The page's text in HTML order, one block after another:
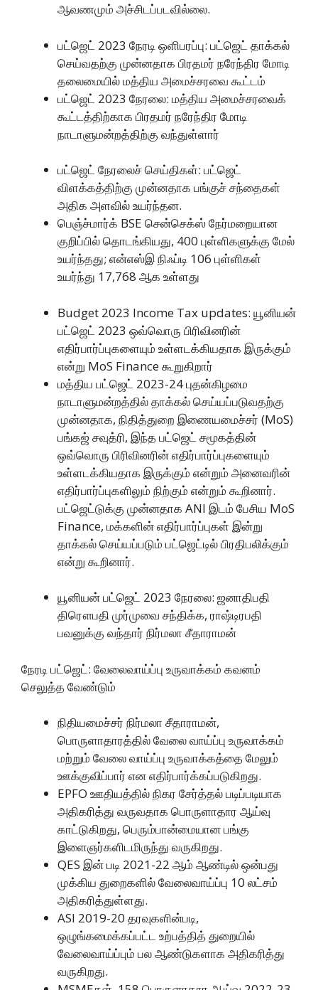
ஆவணமும் அச்சிடப்படவில்லை.
பட்ஜெட் 2023 நேரடி ஒளிபரப்பு: பட்ஜெட் தாக்கல்
செய்வதற்கு முன்னதாக பிரதமர் நரேந்திர மோடி
தலைமையில் மத்திய அமைச்சரவை கூட்டம்
பட்ஜெட் 2023 நேரலை: மத்திய அமைச்சரவைக்
கூட்டத்திற்காக பிரதமர் நரேந்திர மோடி
நாடாளுமன்றத்திற்கு வந்துள்ளார்
பட்ஜெட் நேரலைச் செய்திகள்: பட்ஜெட்
விளக்கத்திற்கு முன்னதாக பங்குச் சந்தைகள்
அதிக அளவில் உயர்ந்தன.
பெஞ்ச்மார்க் BSE சென்செக்ஸ் நேர்மறையான
குறிப்பில் தொடங்கியது, 400 புள்ளிகளுக்கு மேல்
உயர்ந்தது; என்எஸ்இ நிஃப்டி 106 புள்ளிகள்
உயர்ந்து 17,768 ஆக உள்ளது
Budget 2023 Income Tax updates: யூனியன்
பட்ஜெட் 2023 ஒவ்வொரு பிரிவினரின்
எதிர்பார்ப்புகளையும் உள்ளடக்கியதாக இருக்கும்
என்று MoS Finance கூறுகிறார்
மத்திய பட்ஜெட் 2023-24 புதன்கிழமை
நாடாளுமன்றத்தில் தாக்கல் செய்யப்படுவதற்கு
முன்னதாக, நிதித்துறை இணையமைச்சர் (MoS)
பங்கஜ் சவுத்ரி, இந்த பட்ஜெட் சமூகத்தின்
ஒவ்வொரு பிரிவினரின் எதிர்பார்ப்புகளையும்
உள்ளடக்கியதாக இருக்கும் என்றும் அனைவரின்
எதிர்பார்ப்புகளிலும் நிற்கும் என்றும் கூறினார்.
பட்ஜெட்டுக்கு முன்னதாக ANI இடம் பேசிய MoS
Finance, மக்களின் எதிர்பார்ப்புகள் இன்று
தாக்கல் செய்யப்படும் பட்ஜெட்டில் பிரதிபலிக்கும்
என்று கூறினார்.
யூனியன் பட்ஜெட் 2023 நேரலை: ஜனாதிபதி
திரௌபதி முர்முவை சந்திக்க, ராஷ்டிரபதி
பவனுக்கு வந்தார் நிர்மலா சீதாராமன்
நேரடி பட்ஜெட்: வேலைவாய்ப்பு உருவாக்கம் கவனம்
செலுத்த வேண்டும்
நிதியமைச்சர் நிர்மலா சீதாராமன்,
பொருளாதாரத்தில் வேலை வாய்ப்பு உருவாக்கம்
மற்றும் வேலை வாய்ப்பு உருவாக்கத்தை மேலும்
ஊக்குவிப்பார் என எதிர்பார்க்கப்படுகிறது.
EPFO ஊதியத்தில் நிகர சேர்த்தல் படிப்படியாக
அதிகரித்து வருவதாக பொருளாதார ஆய்வு
காட்டுகிறது, பெரும்பான்மையான பங்கு
இளைஞர்களிடமிருந்து வருகிறது.
QES இன் படி 2021-22 ஆம் ஆண்டில் ஒன்பது
முக்கிய துறைகளில் வேலைவாய்ப்பு 10 லட்சம்
அதிகரித்துள்ளது.
ASI 2019-20 தரவுகளின்படி,
ஒழுங்கமைக்கப்பட்ட உற்பத்தித் துறையில்
வேலைவாய்ப்பும் பல ஆண்டுகளாக அதிகரித்து
வருகிறது.